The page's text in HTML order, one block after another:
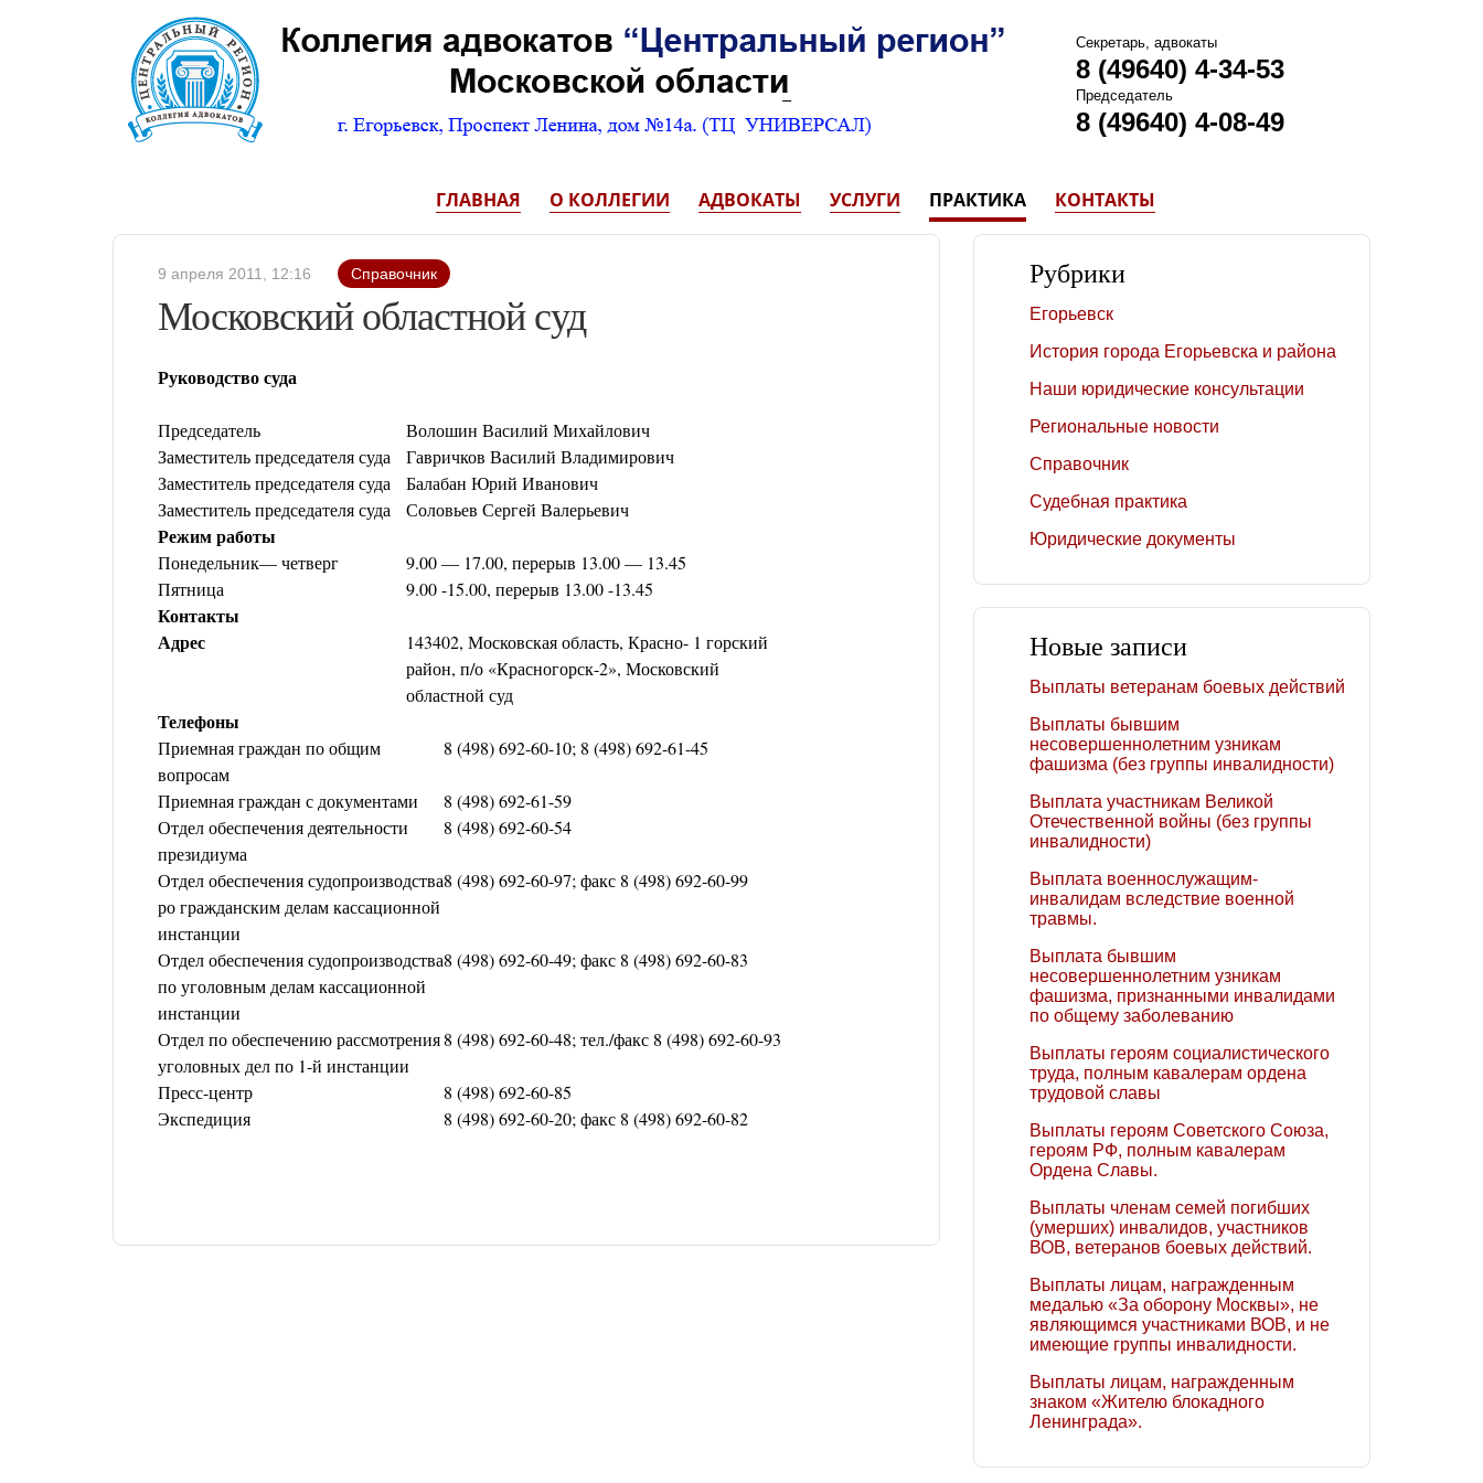
Секретарь, адвокаты
8 (49640) 4-34-53
Председатель
8 (49640) 4-08-49
ГЛАВНАЯ О КОЛЛЕГИИ АДВОКАТЫ УСЛУГИ ПРАКТИКА КОНТАКТЫ
9 апреля 2011, 12:16 Справочник
Московский областной суд
Руководство суда
Председатель
Волошин Василий Михайлович
Заместитель председателя суда
Гавричков Василий Владимирович
Заместитель председателя суда
Балабан Юрий Иванович
Заместитель председателя суда
Соловьев Сергей Валерьевич
Режим работы
Понедельник— четверг
9.00 — 17.00, перерыв 13.00 — 13.45
Пятница
9.00 -15.00, перерыв 13.00 -13.45
Контакты
Адрес
143402, Московская область, Красно- 1 горский
район, п/о «Красногорск-2», Московский
областной суд
Телефоны
Приемная граждан по общим
вопросам
8 (498) 692-60-10; 8 (498) 692-61-45
Приемная граждан с документами
8 (498) 692-61-59
Отдел обеспечения деятельности
президиума
8 (498) 692-60-54
Отдел обеспечения судопроизводства
ро гражданским делам кассационной
инстанции
8 (498) 692-60-97; факс 8 (498) 692-60-99
Отдел обеспечения судопроизводства
по уголовным делам кассационной
инстанции
8 (498) 692-60-49; факс 8 (498) 692-60-83
Отдел по обеспечению рассмотрения
уголовных дел по 1-й инстанции
8 (498) 692-60-48; тел./факс 8 (498) 692-60-93
Пресс-центр
8 (498) 692-60-85
Экспедиция
8 (498) 692-60-20; факс 8 (498) 692-60-82
Рубрики
Егорьевск
История города Егорьевска и района
Наши юридические консультации
Региональные новости
Справочник
Судебная практика
Юридические документы
Новые записи
Выплаты ветеранам боевых действий
Выплаты бывшим
несовершеннолетним узникам
фашизма (без группы инвалидности)
Выплата участникам Великой
Отечественной войны (без группы
инвалидности)
Выплата военнослужащим-
инвалидам вследствие военной
травмы.
Выплата бывшим
несовершеннолетним узникам
фашизма, признанными инвалидами
по общему заболеванию
Выплаты героям социалистического
труда, полным кавалерам ордена
трудовой славы
Выплаты героям Советского Союза,
героям РФ, полным кавалерам
Ордена Славы.
Выплаты членам семей погибших
(умерших) инвалидов, участников
ВОВ, ветеранов боевых действий.
Выплаты лицам, награжденным
медалью «За оборону Москвы», не
являющимся участниками ВОВ, и не
имеющие группы инвалидности.
Выплаты лицам, награжденным
знаком «Жителю блокадного
Ленинграда».